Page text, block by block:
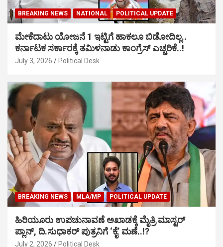
BREAKING NEWS NATIONAL POLITICAL UPDATE
ಮೇಕೆದಾಟು ಯೋಜನೆ 1 ಇಟ್ಟಿಗೆ ಹಾಕಲೂ ಬಿಡೋದಿಲ್ಲ..
ಕರ್ನಾಟಕ ಸರ್ಕಾರಕ್ಕೆ ತಮಿಳನಾಡು ಕಾಂಗ್ರೆಸ್ ಎಚ್ಚರಿಕೆ..!
July 3, 2026 Political Desk
BREAKING NEWS MLA/MP POLITICAL UPDATE
ಹಿರಿಯೂರು ಉಪಚುನಾವಣೆ ಅಖಾಡಕ್ಕೆ ಮೈತ್ರಿ ಮಾಸ್ಟರ್
ಪ್ಲಾನ್, ದಿ.ಸುಧಾಕರ್ ಪುತ್ರನಿಗೆ ‘ಕೈ’ ಮಣೆ..!?
July 2, 2026 Political Desk